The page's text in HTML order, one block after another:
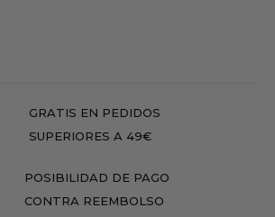
GRATIS EN PEDIDOS
SUPERIORES A 49€
POSIBILIDAD DE PAGO
CONTRA REEMBOLSO